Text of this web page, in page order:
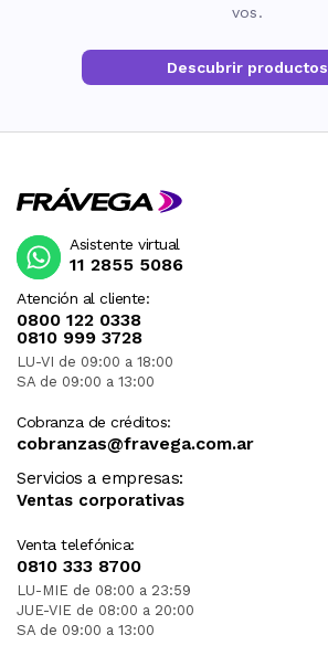
vos.
Descubrir productos
Atención al cliente:
0800 122 0338
0810 999 3728
LU-VI de 09:00 a 18:00
SA de 09:00 a 13:00
Cobranza de créditos:
cobranzas@fravega.com.ar
Servicios a empresas:
Ventas corporativas
Venta telefónica:
0810 333 8700
LU-MIE de 08:00 a 23:59
JUE-VIE de 08:00 a 20:00
SA de 09:00 a 13:00
Asistente virtual
11 2855 5086